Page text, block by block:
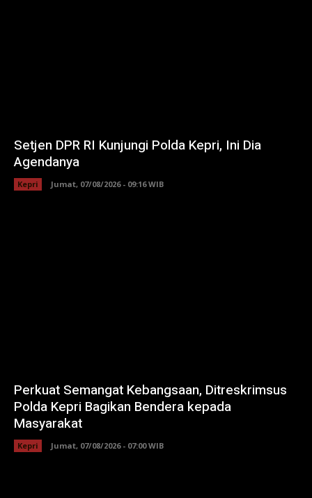
Setjen DPR RI Kunjungi Polda Kepri, Ini Dia
Agendanya
Kepri Jumat, 07/08/2026 - 09:16 WIB
Perkuat Semangat Kebangsaan, Ditreskrimsus
Polda Kepri Bagikan Bendera kepada
Masyarakat
Kepri Jumat, 07/08/2026 - 07:00 WIB